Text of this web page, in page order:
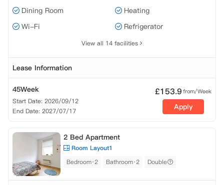
Dining Room
Heating
Wi-Fi
Refrigerator
View all 14 facilities
Lease Information
45Week
Start Date: 2026/09/12
End Date: 2027/07/17
£153.9from/Week
Apply
2 Bed Apartment
Room Layout1
Bedroom·2
Bathroom·2 Double